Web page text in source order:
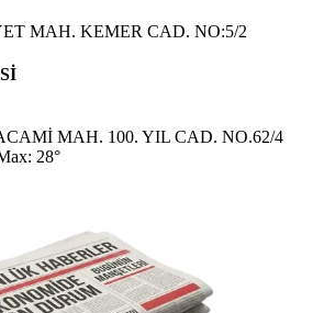
MAH. KEMER CAD. NO:5/2
MAH. 100. YIL CAD. NO.62/4
28°